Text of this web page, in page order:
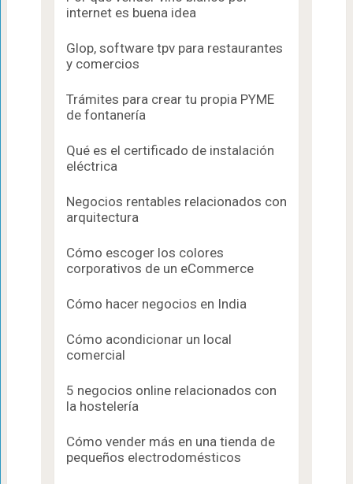
internet es buena idea
Glop, software tpv para restaurantes
y comercios
Trámites para crear tu propia PYME
de fontanería
Qué es el certificado de instalación
eléctrica
Negocios rentables relacionados con
arquitectura
Cómo escoger los colores
corporativos de un eCommerce
Cómo hacer negocios en India
Cómo acondicionar un local
comercial
5 negocios online relacionados con
la hostelería
Cómo vender más en una tienda de
pequeños electrodomésticos